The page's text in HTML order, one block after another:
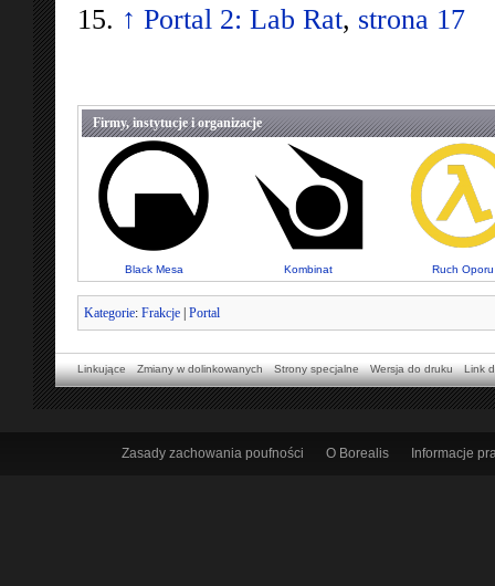
↑ Portal 2: Lab Rat, strona 17
Firmy, instytucje i organizacje
Black Mesa Kombinat Ruch Oporu
Kategorie: Frakcje | Portal
Linkujące Zmiany w dolinkowanych Strony specjalne Wersja do druku Link
Zasady zachowania poufności O Borealis Informacje